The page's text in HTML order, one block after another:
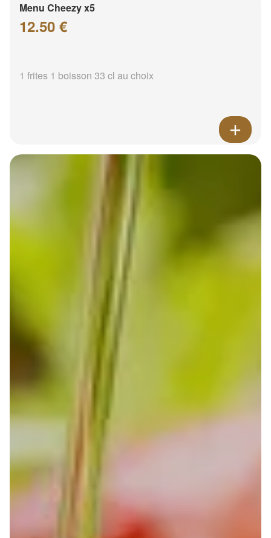
Menu Cheezy x5
12.50 €
1 frites 1 boisson 33 cl au choix